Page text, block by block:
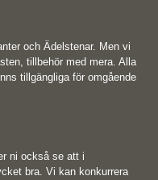
och Ädelstenar. Men vi
tillbehör med mera. Alla
tillgängliga för omgående
ni också se att i
bra. Vi kan konkurrera